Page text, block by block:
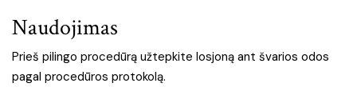
Naudojimas
Prieš pilingo procedūrą užtepkite losjoną ant švarios odos
pagal procedūros protokolą.